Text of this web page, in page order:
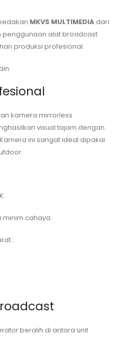
MKVS MULTIMEDIA dari
penggunaan alat broadcast
produksi profesional.
kamera mirrorless
visual tajam dengan
ini sangat ideal dipakai
minim cahaya.
beralih di antara unit